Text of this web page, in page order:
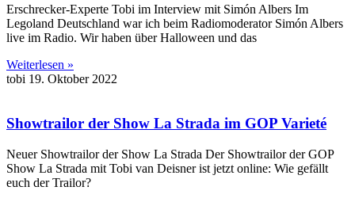
Erschrecker-Experte Tobi im Interview mit Simón Albers Im
Legoland Deutschland war ich beim Radiomoderator Simón Albers
live im Radio. Wir haben über Halloween und das
Weiterlesen »
tobi 19. Oktober 2022
Showtrailor der Show La Strada im GOP Varieté
Neuer Showtrailor der Show La Strada Der Showtrailor der GOP
Show La Strada mit Tobi van Deisner ist jetzt online: Wie gefällt
euch der Trailor?